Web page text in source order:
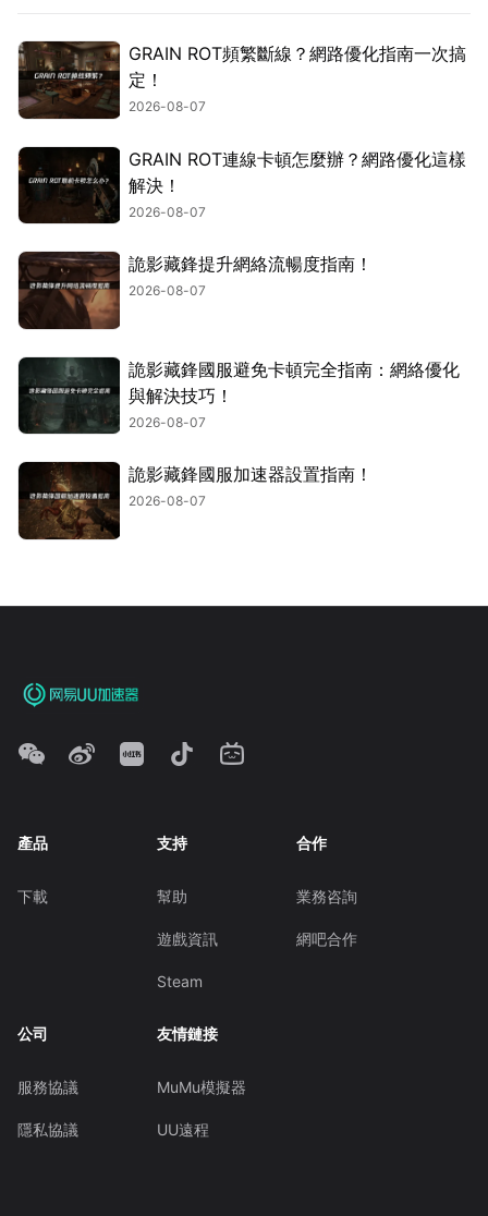
GRAIN ROT頻繁斷線？網路優化指南一次搞
定！
2026-08-07
GRAIN ROT連線卡頓怎麼辦？網路優化這樣
解決！
2026-08-07
詭影藏鋒提升網絡流暢度指南！
2026-08-07
詭影藏鋒國服避免卡頓完全指南：網絡優化
與解決技巧！
2026-08-07
詭影藏鋒國服加速器設置指南！
2026-08-07
產品
下載
支持
幫助
遊戲資訊
Steam
合作
業務咨詢
網吧合作
公司
服務協議
隱私協議
友情鏈接
MuMu模擬器
UU遠程